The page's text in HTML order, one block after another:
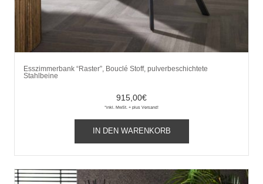
Esszimmerbank “Raster”, Bouclé Stoff, pulverbeschichtete
Stahlbeine
915,00€
*inkl. MwSt. + plus Versand!
IN DEN WARENKORB